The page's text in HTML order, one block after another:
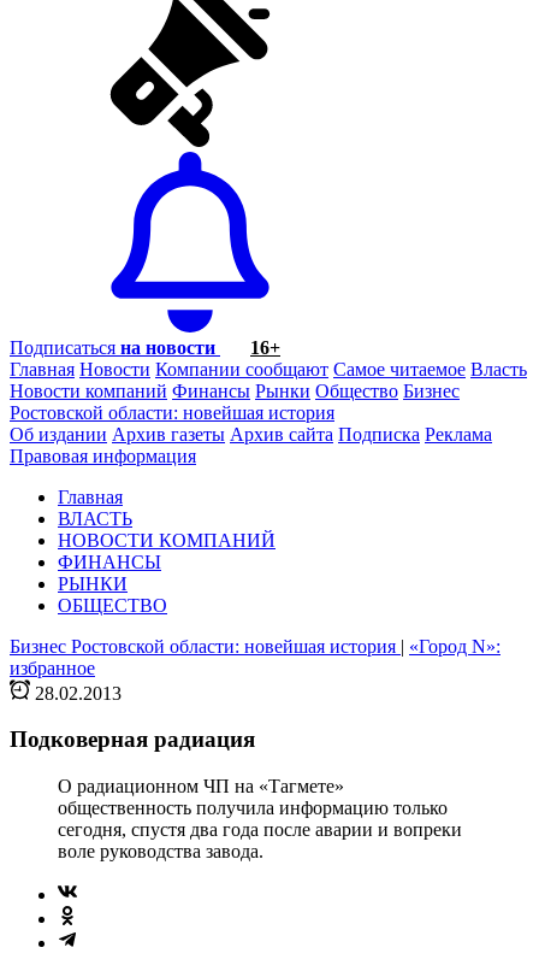
Подписаться на новости
16+
Главная Новости Компании сообщают Самое читаемое Власть
Новости компаний Финансы Рынки Общество Бизнес
Ростовской области: новейшая история
Об издании Архив газеты Архив сайта Подписка Реклама
Правовая информация
Главная
ВЛАСТЬ
НОВОСТИ КОМПАНИЙ
ФИНАНСЫ
РЫНКИ
ОБЩЕСТВО
Бизнес Ростовской области: новейшая история | «Город N»:
избранное
28.02.2013
Подковерная радиация
О радиационном ЧП на «Тагмете»
общественность получила информацию только
сегодня, спустя два года после аварии и вопреки
воле руководства завода.